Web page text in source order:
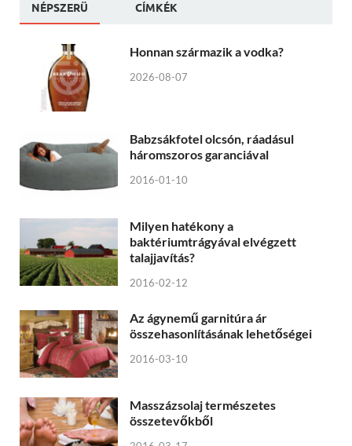
NÉPSZERÜ CÍMKÉK
Honnan származik a vodka?
2026-08-07
Babzsákfotel olcsón, ráadásul
háromszoros garanciával
2016-01-10
Milyen hatékony a
baktériumtrágyával elvégzett
talajjavítás?
2016-02-12
Az ágynemű garnitúra ár
összehasonlításának lehetőségei
2016-03-10
Masszázsolaj természetes
összetevőkből